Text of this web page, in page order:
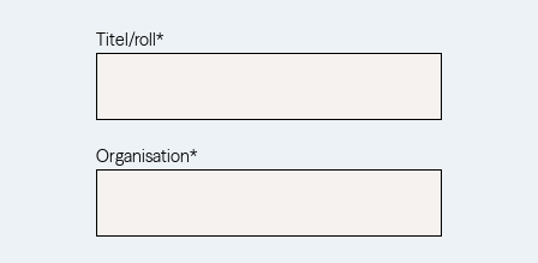
Titel/roll*
Organisation*